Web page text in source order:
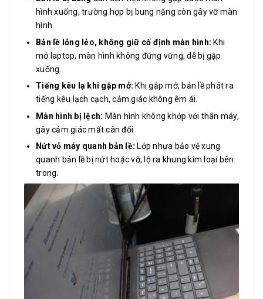
hình xuống, trường hợp bị bung nặng còn gây vỡ màn
hình.
Bản lề lỏng lẻo, không giữ cố định màn hình: Khi
mở laptop, màn hình không đứng vững, dễ bị gập
xuống.
Tiếng kêu lạ khi gập mở: Khi gập mở, bản lề phát ra
tiếng kêu lạch cạch, cảm giác không êm ái.
Màn hình bị lệch: Màn hình không khớp với thân máy,
gây cảm giác mất cân đối.
Nứt vỏ máy quanh bản lề: Lớp nhựa bảo vệ xung
quanh bản lề bị nứt hoặc vỡ, lộ ra khung kim loại bên
trong.